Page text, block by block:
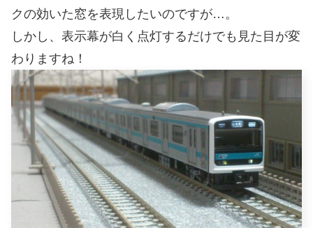
クの効いた窓を表現したいのですが…。
しかし、表示幕が白く点灯するだけでも見た目が変
わりますね！